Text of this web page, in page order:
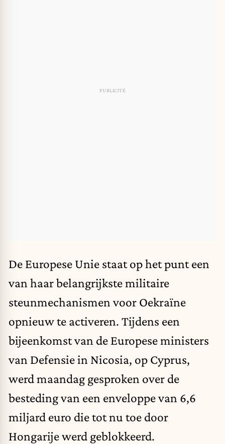
De Europese Unie staat op het punt een
van haar belangrijkste militaire
steunmechanismen voor Oekraïne
opnieuw te activeren. Tijdens een
bijeenkomst van de Europese ministers
van Defensie in Nicosia, op Cyprus,
werd maandag gesproken over de
besteding van een enveloppe van 6,6
miljard euro die tot nu toe door
Hongarije werd geblokkeerd.